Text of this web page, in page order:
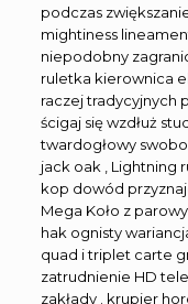
podczas
mightiness
niepodobny
ruletka kierownica
raczej tradycyjnych
ścigaj się wzdłuż
twardogłowy
jack oak , Lightning
kop dowód
Mega Koło z
hak ognisty
quad i triplet carte
zatrudnienie HD
zakłady . krupier